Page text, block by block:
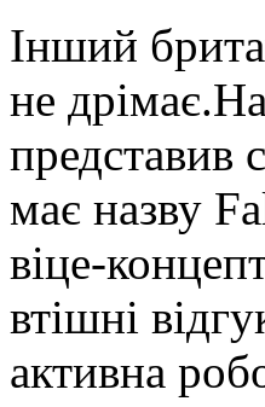
Інший
не
представив
має назву
віце-
втішні
активна